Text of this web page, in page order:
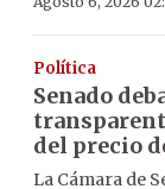
Política
Senado
del precio
La Cámara de